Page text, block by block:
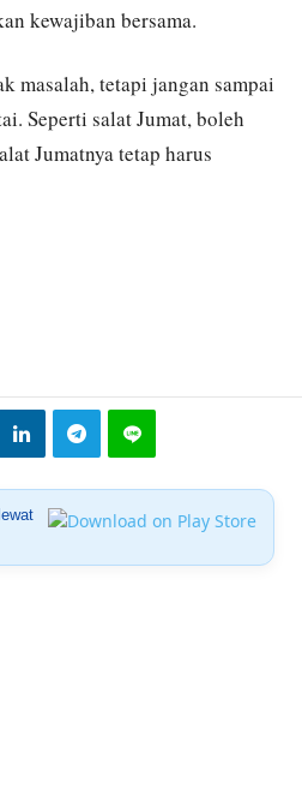
kewajiban bersama.
masalah, tetapi jangan sampai
Seperti salat Jumat, boleh
Jumatnya tetap harus